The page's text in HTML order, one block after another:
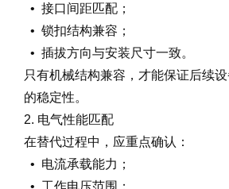
• 接口间距匹配；
• 锁扣结构兼容；
• 插拔方向与安装尺寸一致。
只有机械结构兼容，才能保证后续
的稳定性。
2. 电气性能匹配
在替代过程中，应重点确认：
• 电流承载能力；